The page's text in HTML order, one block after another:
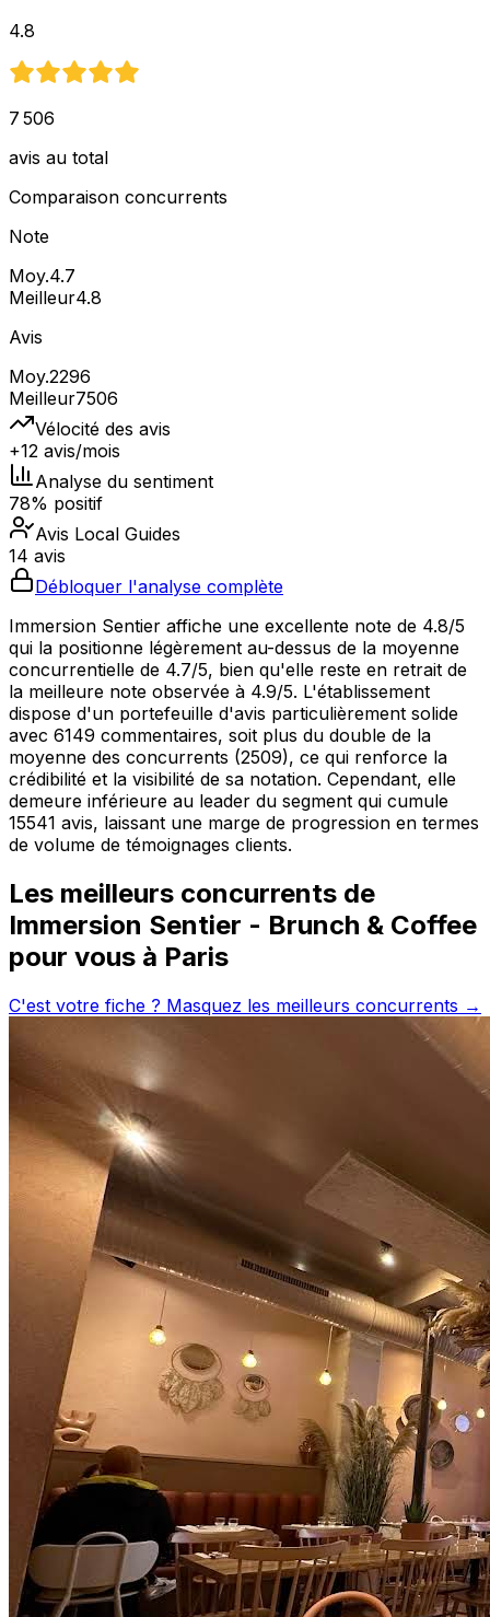
4.8
7 506
avis au total
Comparaison concurrents
Note
Moy.4.7
Meilleur4.8
Avis
Moy.2296
Meilleur7506
Vélocité des avis
+12 avis/mois
Analyse du sentiment
78% positif
Avis Local Guides
14 avis
Débloquer l'analyse complète
Immersion Sentier affiche une excellente note de 4.8/5
qui la positionne légèrement au-dessus de la moyenne
concurrentielle de 4.7/5, bien qu'elle reste en retrait de
la meilleure note observée à 4.9/5. L'établissement
dispose d'un portefeuille d'avis particulièrement solide
avec 6149 commentaires, soit plus du double de la
moyenne des concurrents (2509), ce qui renforce la
crédibilité et la visibilité de sa notation. Cependant, elle
demeure inférieure au leader du segment qui cumule
15541 avis, laissant une marge de progression en termes
de volume de témoignages clients.
Les meilleurs concurrents de
Immersion Sentier - Brunch & Coffee
pour vous à Paris
C'est votre fiche ? Masquez les meilleurs concurrents →